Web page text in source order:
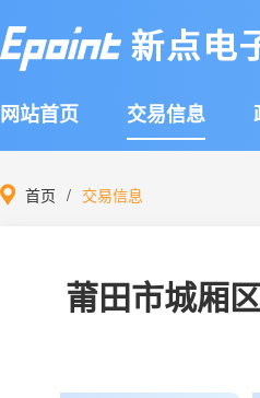
网站首页 交易信息
首页 交易信息
莆田市城厢